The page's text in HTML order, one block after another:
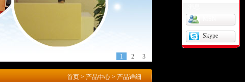
3
2
1
首页 > 产品中心 > 产品详细
Skype